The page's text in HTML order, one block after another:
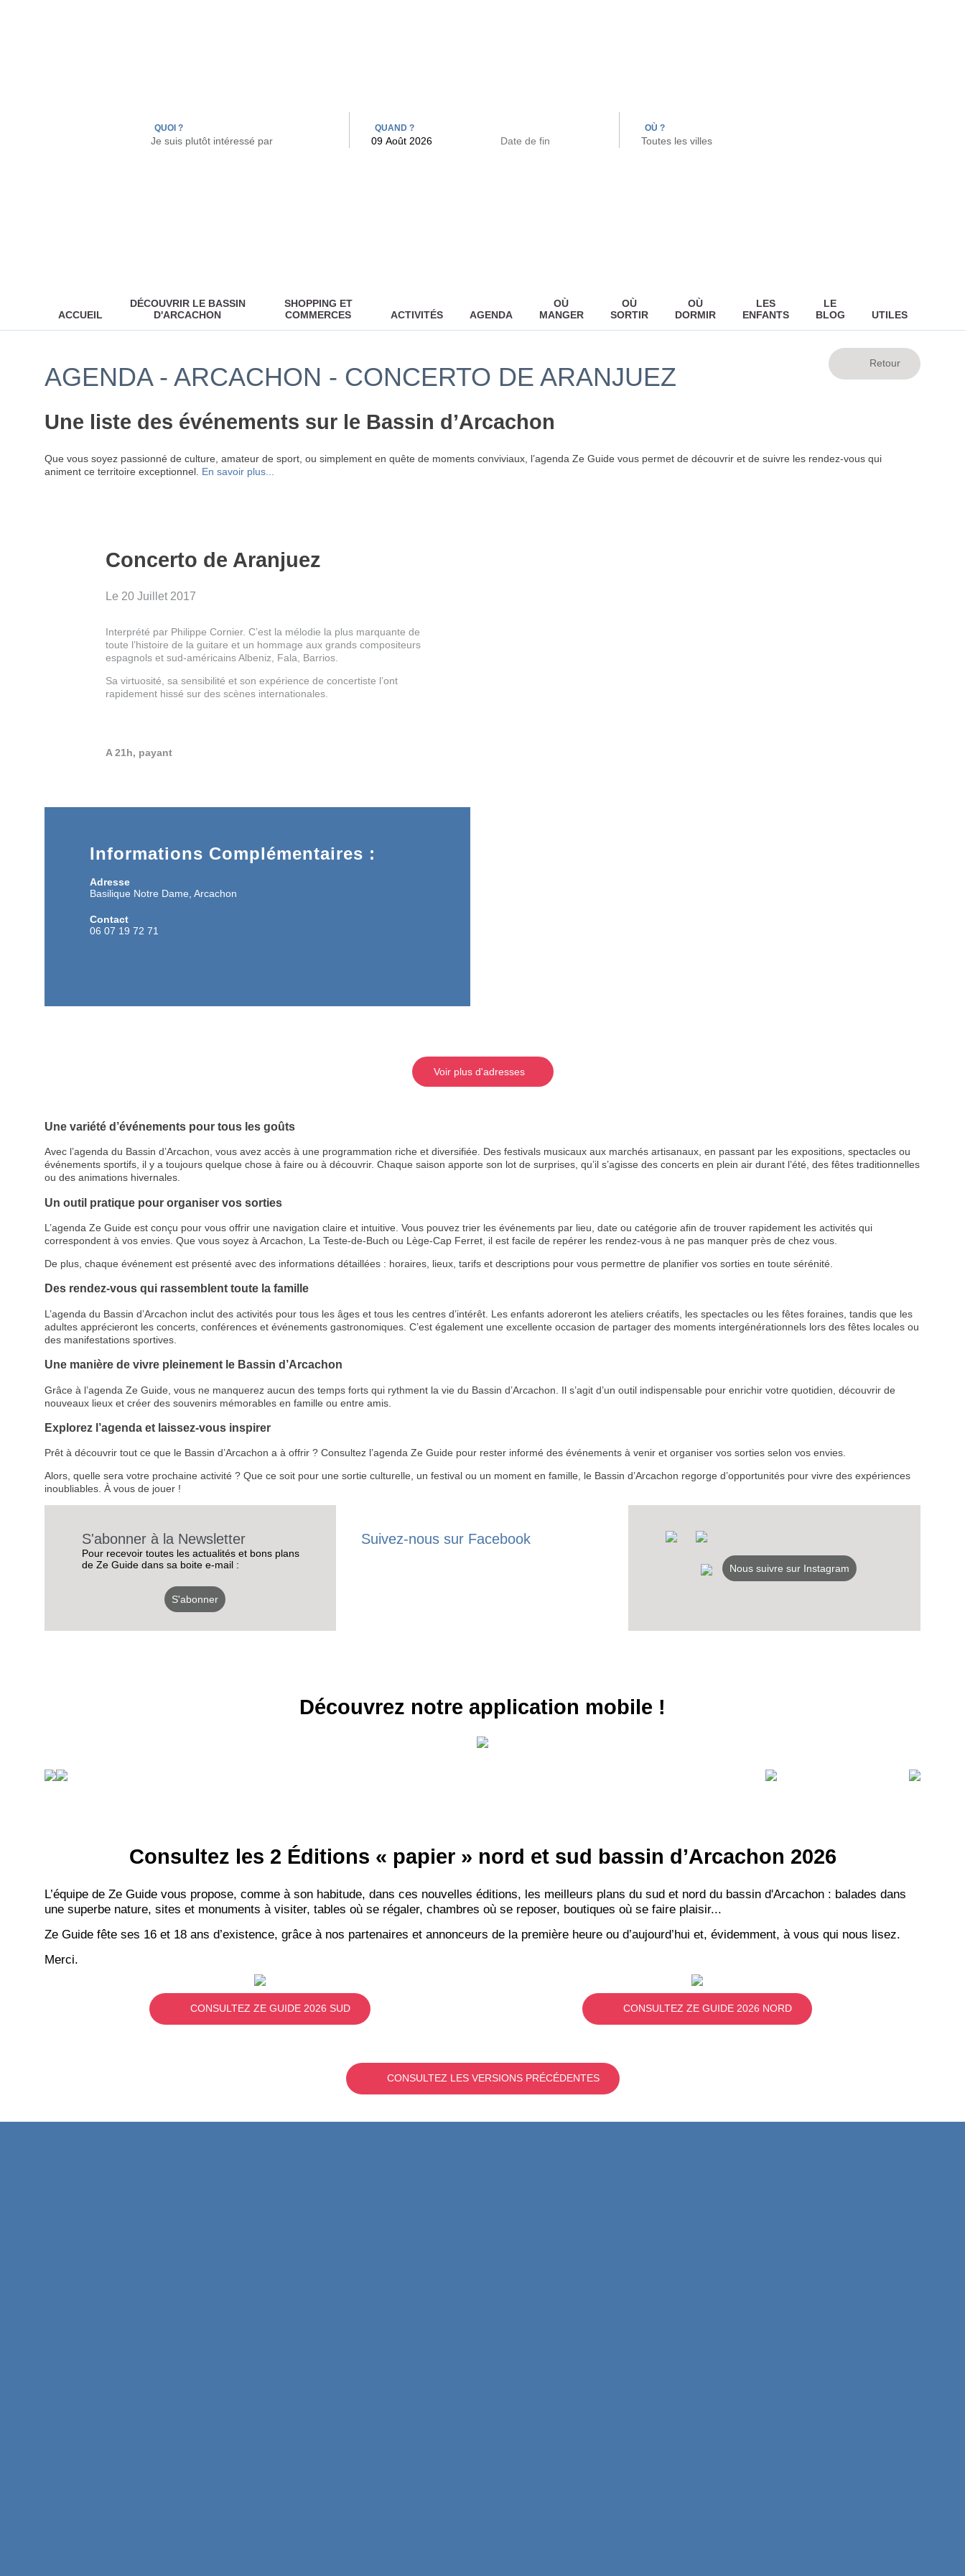
RECEVEZ
BONS PLANS
INSCRIPTION NEWSLETTER
S'ABONNER
QUOI ? QUAND ? OÙ ?
ACCUEIL
DÉCOUVRIR LE BASSIN
D'ARCACHON
SHOPPING ET
COMMERCES
ACTIVITÉS AGENDA
OÙ
MANGER
OÙ
SORTIR
OÙ
DORMIR
LES
ENFANTS
LE
BLOG
UTILES
AGENDA - ARCACHON - CONCERTO DE ARANJUEZ
Une liste des événements sur le Bassin d’Arcachon
Que vous soyez passionné de culture, amateur de sport, ou simplement en quête de moments conviviaux, l’agenda Ze Guide vous permet de découvrir et de suivre les rendez-vous qui
animent ce territoire exceptionnel. En savoir plus...
Concerto de Aranjuez
Le 20 Juillet 2017
Interprété par Philippe Cornier. C’est la mélodie la plus marquante de
toute l’histoire de la guitare et un hommage aux grands compositeurs
espagnols et sud-américains Albeniz, Fala, Barrios.
Sa virtuosité, sa sensibilité et son expérience de concertiste l’ont
rapidement hissé sur des scènes internationales.
A 21h, payant
Informations Complémentaires :
Adresse
Basilique Notre Dame, Arcachon
Contact
06 07 19 72 71
Voir plus d'adresses
Une variété d’événements pour tous les goûts
Avec l’agenda du Bassin d’Arcachon, vous avez accès à une programmation riche et diversifiée. Des festivals musicaux aux marchés artisanaux, en passant par les expositions, spectacles ou
événements sportifs, il y a toujours quelque chose à faire ou à découvrir. Chaque saison apporte son lot de surprises, qu’il s’agisse des concerts en plein air durant l’été, des fêtes traditionnelles
ou des animations hivernales.
Un outil pratique pour organiser vos sorties
L’agenda Ze Guide est conçu pour vous offrir une navigation claire et intuitive. Vous pouvez trier les événements par lieu, date ou catégorie afin de trouver rapidement les activités qui
correspondent à vos envies. Que vous soyez à Arcachon, La Teste-de-Buch ou Lège-Cap Ferret, il est facile de repérer les rendez-vous à ne pas manquer près de chez vous.
De plus, chaque événement est présenté avec des informations détaillées : horaires, lieux, tarifs et descriptions pour vous permettre de planifier vos sorties en toute sérénité.
Des rendez-vous qui rassemblent toute la famille
L’agenda du Bassin d’Arcachon inclut des activités pour tous les âges et tous les centres d’intérêt. Les enfants adoreront les ateliers créatifs, les spectacles ou les fêtes foraines, tandis que les
adultes apprécieront les concerts, conférences et événements gastronomiques. C’est également une excellente occasion de partager des moments intergénérationnels lors des fêtes locales ou
des manifestations sportives.
Une manière de vivre pleinement le Bassin d’Arcachon
Grâce à l’agenda Ze Guide, vous ne manquerez aucun des temps forts qui rythment la vie du Bassin d’Arcachon. Il s’agit d’un outil indispensable pour enrichir votre quotidien, découvrir de
nouveaux lieux et créer des souvenirs mémorables en famille ou entre amis.
Explorez l’agenda et laissez-vous inspirer
Prêt à découvrir tout ce que le Bassin d’Arcachon a à offrir ? Consultez l’agenda Ze Guide pour rester informé des événements à venir et organiser vos sorties selon vos envies.
Alors, quelle sera votre prochaine activité ? Que ce soit pour une sortie culturelle, un festival ou un moment en famille, le Bassin d’Arcachon regorge d’opportunités pour vivre des expériences
inoubliables. À vous de jouer !
S'abonner à la Newsletter
Pour recevoir toutes les actualités et bons plans
de Ze Guide dans sa boite e-mail :
S'abonner
Suivez-nous sur Facebook
Nous suivre sur Instagram
Découvrez notre application mobile !
Consultez les 2 Éditions « papier » nord et sud bassin d’Arcachon 2026
L’équipe de Ze Guide vous propose, comme à son habitude, dans ces nouvelles éditions, les meilleurs plans du sud et nord du bassin d'Arcachon : balades dans
une superbe nature, sites et monuments à visiter, tables où se régaler, chambres où se reposer, boutiques où se faire plaisir...
Ze Guide fête ses 16 et 18 ans d’existence, grâce à nos partenaires et annonceurs de la première heure ou d’aujourd’hui et, évidemment, à vous qui nous lisez.
Merci.
CONSULTEZ ZE GUIDE 2026 SUD CONSULTEZ ZE GUIDE 2026 NORD
CONSULTEZ LES VERSIONS PRÉCÉDENTES